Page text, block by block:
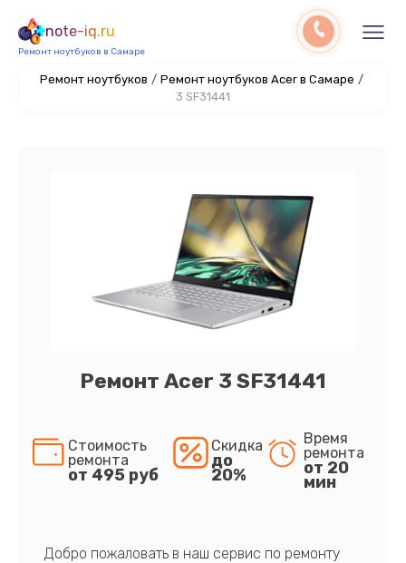
note-iq.ru
Ремонт ноутбуков в Самаре
Ремонт ноутбуков / Ремонт ноутбуков Acer в Самаре /
3 SF31441
Ремонт Acer 3 SF31441
Стоимость
ремонта
от 495 руб
Скидка
до
20%
Время
ремонта
от 20
мин
Добро пожаловать в наш сервис по ремонту